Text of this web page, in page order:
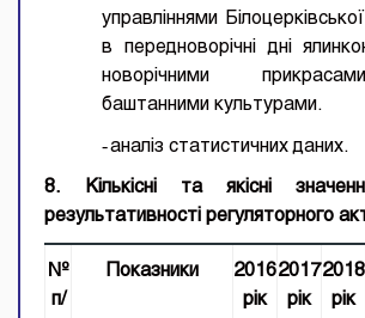
управліннями
в передноворічні дні
новорічними
баштанними культурами.
-аналіз статистичних даних.
8. Кількісні та якісні
результативності регуляторного
№
п/
Показники
2016
рік
2017
рік
2018
рік